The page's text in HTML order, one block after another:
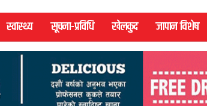
स्वास्थ्य सूचना-प्रविधि खेलकुद जापान विशेष